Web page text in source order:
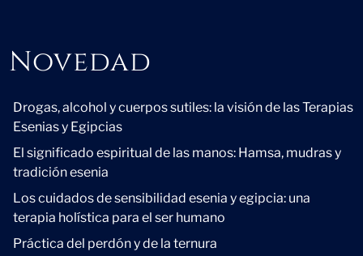
Novedad
Novedad
Drogas, alcohol y cuerpos sutiles: la visión de las Terapias
Esenias y Egipcias
El significado espiritual de las manos: Hamsa, mudras y
tradición esenia
Los cuidados de sensibilidad esenia y egipcia: una
terapia holística para el ser humano
Práctica del perdón y de la ternura